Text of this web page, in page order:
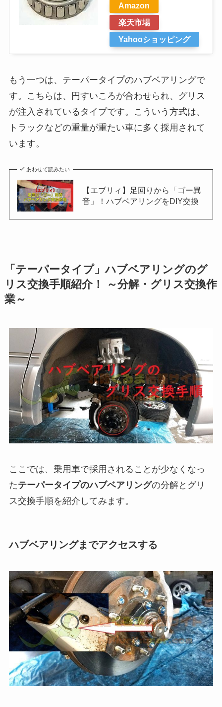
Amazon
楽天市場
Yahooショッピング
もう一つは、テーパータイプのハブベアリングで
す。こちらは、円すいころが合わせられ、グリス
が注入されているタイプです。こういう方式は、
トラックなどの重量が重たい車に多く採用されて
います。
あわせて読みたい
【エブリィ】足回りから「ゴー異
音」！ハブベアリングをDIY交換
「テーパータイプ」ハブベアリングのグ
リス交換手順紹介！ ～分解・グリス交換作
業～
ここでは、乗用車で採用されることが少なくなっ
たテーパータイプのハブベアリングの分解とグリ
ス交換手順を紹介してみます。
ハブベアリングまでアクセスする